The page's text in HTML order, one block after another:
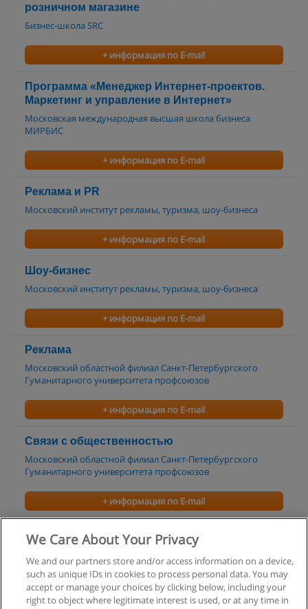
розничном магазине
Бизнес-школа SRC
+ информация по E-mail
Программа «Менеджер Интернет-проектов.
Маркетинг и управление в Интернет»
Московская международная высшая школа бизнеса
МИРБИС
+ информация по E-mail
Реклама и PR
Московский институт рекламы, туризма, шоу-бизнеса
+ информация по E-mail
Шоу-бизнес
Московский институт рекламы, туризма, шоу-бизнеса
+ информация по E-mail
Реклама
Московский областной филиал Санкт-Петербургского
Гуманитарного университета профсоюзов
+ информация по E-mail
Связи с общественностью
Московский областной филиал Санкт-Петербургского
Гуманитарного университета профсоюзов
+ информация по E-mail
Менеджмент в рекламе
+ информация по E-mail
We Care About Your Privacy
We and our partners store and/or access information on a device,
such as unique IDs in cookies to process personal data. You may
accept or manage your choices by clicking below, including your
right to object where legitimate interest is used, or at any time in